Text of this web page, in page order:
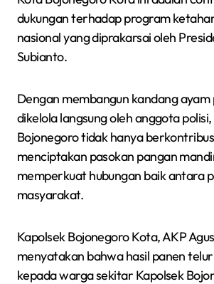
dukungan terhadap program
nasional yang diprakarsai oleh
Subianto.
Dengan membangun kandang
dikelola langsung oleh anggota polisi,
Bojonegoro tidak hanya
menciptakan pasokan pangan
memperkuat hubungan baik antara
masyarakat.
Kapolsek Bojonegoro Kota, AKP
menyatakan bahwa hasil panen
kepada warga sekitar Kapolsek